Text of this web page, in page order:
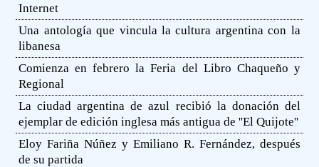
Internet
Una antología que vincula la cultura argentina con la
libanesa
Comienza en febrero la Feria del Libro Chaqueño y
Regional
La ciudad argentina de azul recibió la donación del
ejemplar de edición inglesa más antigua de ''El Quijote''
Eloy Fariña Núñez y Emiliano R. Fernández, después
de su partida